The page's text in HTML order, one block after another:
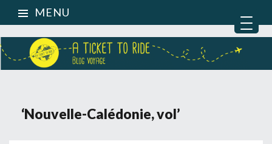
MENU
‘Nouvelle-Calédonie, vol’